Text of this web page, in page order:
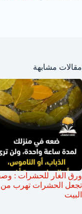
مقالات مشابهة
ورق الغار للحشرات :
تجعل الحشرات تهرب من
البيت